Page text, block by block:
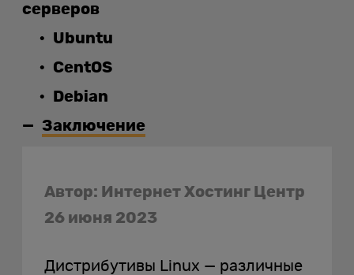
Автор: Интернет Хостинг Центр
26 июня 2023
Дистрибутивы Linux — различные
серверов
Ubuntu
CentOS
Debian
Заключение